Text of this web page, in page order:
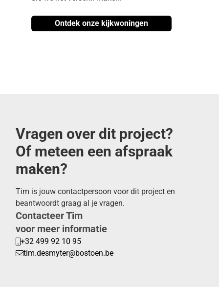
Ontdek onze kijkwoningen
Vragen over dit project?
Of meteen een afspraak
maken?
Tim is jouw contactpersoon voor dit project en
beantwoordt graag al je vragen.
Contacteer Tim
voor meer informatie
+32 499 92 10 95
tim.desmyter@bostoen.be